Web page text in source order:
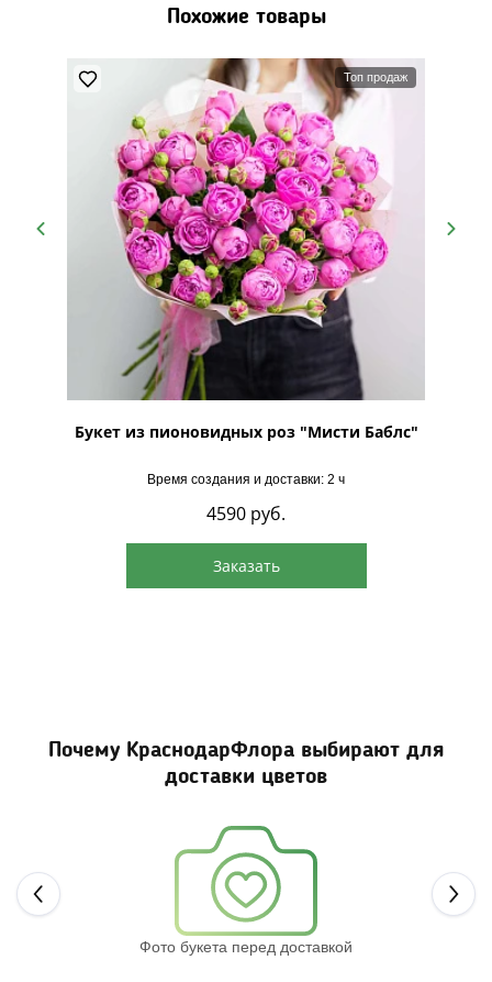
Похожие товары
Топ продаж
Букет из пионовидных роз "Мисти Баблс"
Время создания и доставки: 2 ч
4590 руб.
Заказать
Почему КраснодарФлора выбирают для
доставки цветов
Фото букета перед доставкой